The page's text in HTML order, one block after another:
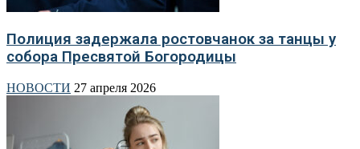
Полиция задержала ростовчанок за танцы у
собора Пресвятой Богородицы
НОВОСТИ 27 апреля 2026